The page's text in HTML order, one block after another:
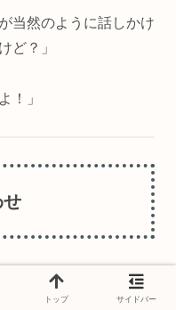
当然のように話しかけ
ど？」
！」
せ
トップ サイドバー